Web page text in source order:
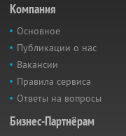
Компания
Основное
Публикации о нас
Вакансии
Правила сервиса
Ответы на вопросы
Бизнес-Партнёрам